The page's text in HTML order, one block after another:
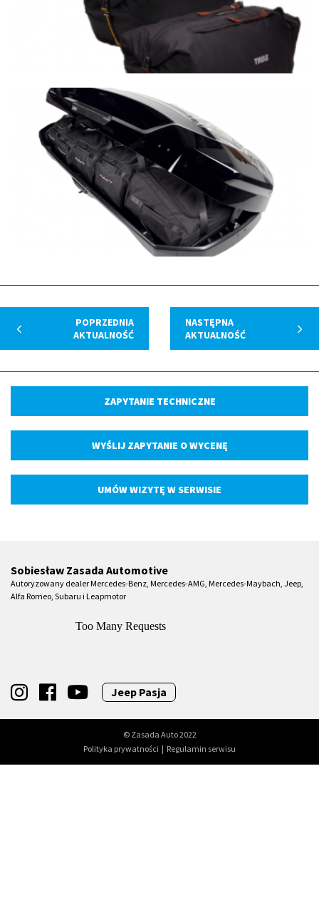
POPRZEDNIA
AKTUALNOŚĆ
NASTĘPNA
AKTUALNOŚĆ
ZAPYTANIE TECHNICZNE
WYŚLIJ ZAPYTANIE O WYCENĘ
UMÓW WIZYTĘ W SERWISIE
Sobiesław Zasada Automotive
Autoryzowany dealer Mercedes-Benz, Mercedes-AMG, Mercedes-Maybach, Jeep,
Alfa Romeo, Subaru i Leapmotor
Jeep Pasja
© Zasada Auto 2022
Polityka prywatności | Regulamin serwisu